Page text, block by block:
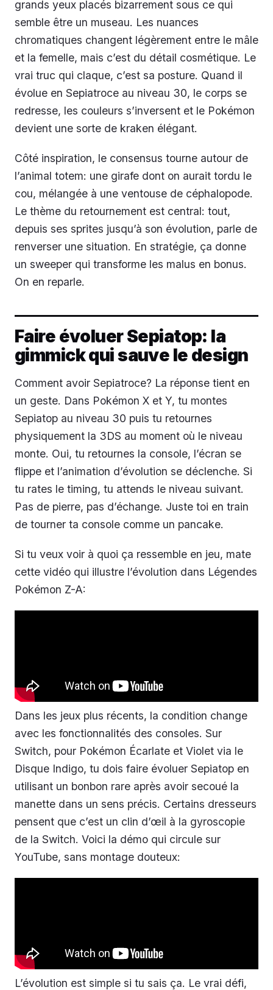
grands yeux placés bizarrement sous ce qui
semble être un museau. Les nuances
chromatiques changent légèrement entre le mâle
et la femelle, mais c’est du détail cosmétique. Le
vrai truc qui claque, c’est sa posture. Quand il
évolue en Sepiatroce au niveau 30, le corps se
redresse, les couleurs s’inversent et le Pokémon
devient une sorte de kraken élégant.
Côté inspiration, le consensus tourne autour de
l’animal totem: une girafe dont on aurait tordu le
cou, mélangée à une ventouse de céphalopode.
Le thème du retournement est central: tout,
depuis ses sprites jusqu’à son évolution, parle de
renverser une situation. En stratégie, ça donne
un sweeper qui transforme les malus en bonus.
On en reparle.
Faire évoluer Sepiatop: la
gimmick qui sauve le design
Comment avoir Sepiatroce? La réponse tient en
un geste. Dans Pokémon X et Y, tu montes
Sepiatop au niveau 30 puis tu retournes
physiquement la 3DS au moment où le niveau
monte. Oui, tu retournes la console, l’écran se
flippe et l’animation d’évolution se déclenche. Si
tu rates le timing, tu attends le niveau suivant.
Pas de pierre, pas d’échange. Juste toi en train
de tourner ta console comme un pancake.
Si tu veux voir à quoi ça ressemble en jeu, mate
cette vidéo qui illustre l’évolution dans Légendes
Pokémon Z-A:
Dans les jeux plus récents, la condition change
avec les fonctionnalités des consoles. Sur
Switch, pour Pokémon Écarlate et Violet via le
Disque Indigo, tu dois faire évoluer Sepiatop en
utilisant un bonbon rare après avoir secoué la
manette dans un sens précis. Certains dresseurs
pensent que c’est un clin d’œil à la gyroscopie
de la Switch. Voici la démo qui circule sur
YouTube, sans montage douteux:
L’évolution est simple si tu sais ça. Le vrai défi,